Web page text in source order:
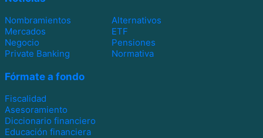
Nombramientos
Alternativos
Mercados
ETF
Negocio
Pensiones
Private Banking
Normativa
Fórmate a fondo
Fiscalidad
Asesoramiento
Diccionario financiero
Educación financiera